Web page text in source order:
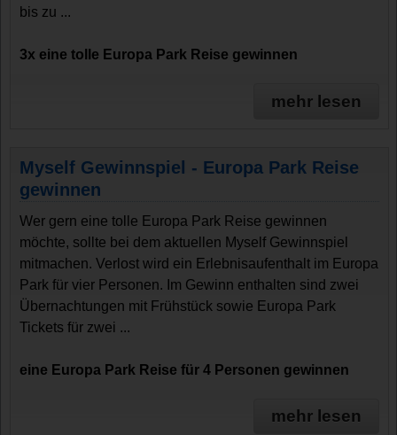
bis zu ...
3x eine tolle Europa Park Reise gewinnen
mehr lesen
Myself Gewinnspiel - Europa Park Reise
gewinnen
Wer gern eine tolle Europa Park Reise gewinnen
möchte, sollte bei dem aktuellen Myself Gewinnspiel
mitmachen. Verlost wird ein Erlebnisaufenthalt im Europa
Park für vier Personen. Im Gewinn enthalten sind zwei
Übernachtungen mit Frühstück sowie Europa Park
Tickets für zwei ...
eine Europa Park Reise für 4 Personen gewinnen
mehr lesen